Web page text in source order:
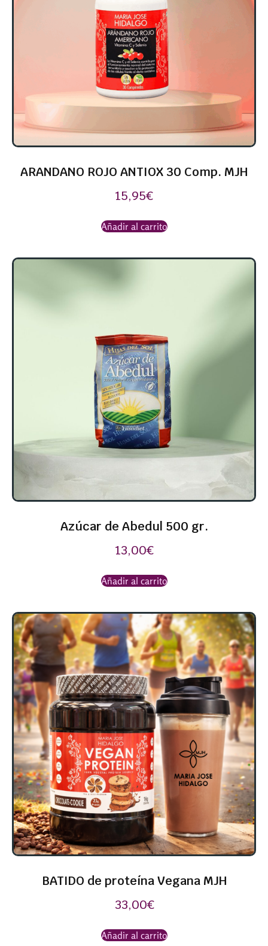
ARANDANO ROJO ANTIOX 30 Comp. MJH
15,95€
Añadir al carrito
Azúcar de Abedul 500 gr.
13,00€
Añadir al carrito
BATIDO de proteína Vegana MJH
33,00€
Añadir al carrito